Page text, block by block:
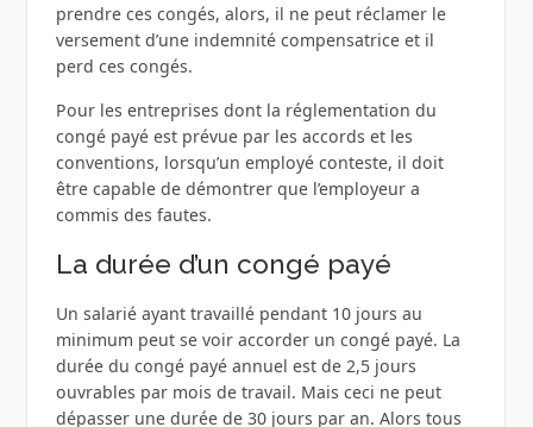
prendre ces congés, alors, il ne peut réclamer le
versement d’une indemnité compensatrice et il
perd ces congés.
Pour les entreprises dont la réglementation du
congé payé est prévue par les accords et les
conventions, lorsqu’un employé conteste, il doit
être capable de démontrer que l’employeur a
commis des fautes.
La durée d’un congé payé
Un salarié ayant travaillé pendant 10 jours au
minimum peut se voir accorder un congé payé. La
durée du congé payé annuel est de 2,5 jours
ouvrables par mois de travail. Mais ceci ne peut
dépasser une durée de 30 jours par an. Alors tous